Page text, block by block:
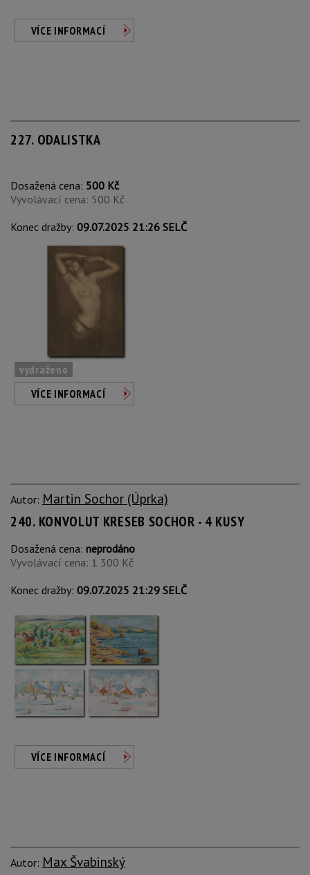
VÍCE INFORMACÍ
227. ODALISTKA
Dosažená cena: 500 Kč
Vyvolávací cena: 500 Kč
Konec dražby: 09.07.2025 21:26 SELČ
vydraženo
VÍCE INFORMACÍ
Autor: Martin Sochor (Úprka)
240. KONVOLUT KRESEB SOCHOR - 4 KUSY
Dosažená cena: neprodáno
Vyvolávací cena: 1 300 Kč
Konec dražby: 09.07.2025 21:29 SELČ
VÍCE INFORMACÍ
Autor: Max Švabinský